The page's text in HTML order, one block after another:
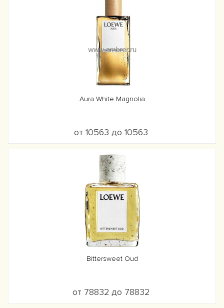
Aura White Magnolia
от 10563 до 10563
Bittersweet Oud
от 78832 до 78832